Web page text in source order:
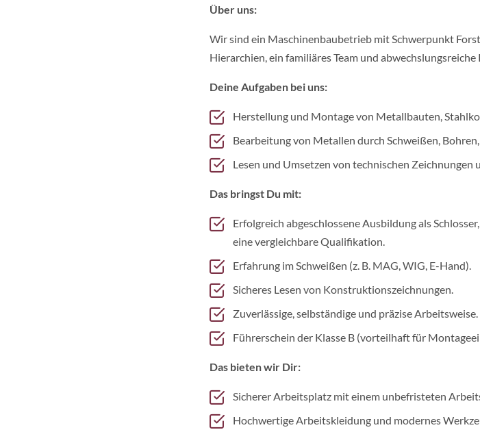
Über uns:
Wir sind ein Maschinenbaubetrieb mit Schwerpunkt
Hierarchien, ein familiäres Team und abwechslungsreiche
Deine Aufgaben bei uns:
Herstellung und Montage von Metallbauten,
Bearbeitung von Metallen durch Schweißen,
Lesen und Umsetzen von technischen
Das bringst Du mit:
Erfolgreich abgeschlossene Ausbildung als
eine vergleichbare Qualifikation.
Erfahrung im Schweißen (z. B. MAG, WIG, E-Hand).
Sicheres Lesen von Konstruktionszeichnungen.
Zuverlässige, selbständige und präzise Arbeitsweise.
Führerschein der Klasse B (vorteilhaft für
Das bieten wir Dir:
Sicherer Arbeitsplatz mit einem unbefristeten
Hochwertige Arbeitskleidung und modernes